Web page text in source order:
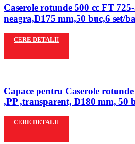
Caserole rotunde 500 cc FT
neagra,D175 mm,50 buc,6 set/
CERE DETALII
Capace pentru Caserole
,PP ,transparent, D180 mm, 50
CERE DETALII